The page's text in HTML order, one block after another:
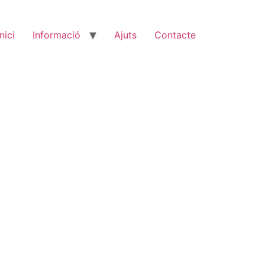
Informació Ajuts Contacte